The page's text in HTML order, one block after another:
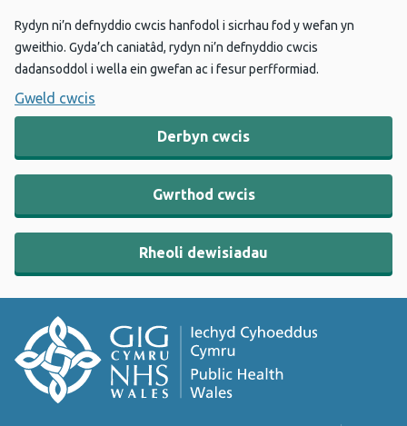
Rydyn ni’n defnyddio cwcis hanfodol i sicrhau fod y wefan yn
gweithio. Gyda’ch caniatâd, rydyn ni’n defnyddio cwcis
dadansoddol i wella ein gwefan ac i fesur perfformiad.
Gweld cwcis
Derbyn cwcis
Gwrthod cwcis
Rheoli dewisiadau